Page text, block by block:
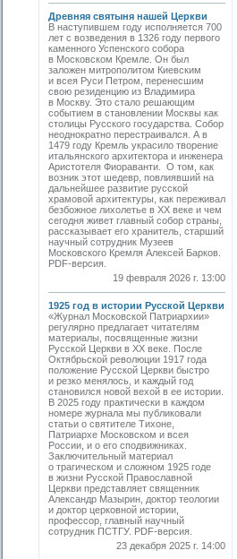
Древняя святыня нашей Церкви
В наступившем году исполняется 700
лет с возведения в 1326 году первого
каменного Успенского собора
в Московском Кремле. Он был
заложен митрополитом Киевским
и всея Руси Петром, перенесшим
свою резиденцию из Владимира
в Москву. Это стало решающим
событием в становлении Москвы как
столицы Русского государства. Собор
неоднократно перестраивался. А в
1479 году Кремль украсило творение
итальянского архитектора и инженера
Аристотеля Фиораванти. О том, как
возник этот шедевр, повлиявший на
дальнейшее развитие русской
храмовой архитектуры, как переживал
безбожное лихолетье в ХХ веке и чем
сегодня живет главный собор страны,
рассказывает его хранитель, старший
научный сотрудник Музеев
Московского Кремля Алексей Барков.
PDF-версия.
19 февраля 2026 г. 13:00
1925 год в истории Русской Церкви
«Журнал Московской Патриархии»
регулярно предлагает читателям
материалы, посвященные жизни
Русской Церкви в ХХ веке. После
Октябрьской революции 1917 года
положение Русской Церкви быстро
и резко менялось, и каждый год
становился новой вехой в ее истории.
В 2025 году практически в каждом
номере журнала мы публиковали
статьи о святителе Тихоне,
Патриархе Московском и всея
России, и о его сподвижниках.
Заключительный материал
о трагическом и сложном 1925 годе
в жизни Русской Православной
Церкви представляет священник
Александр Мазырин, доктор теологии
и доктор церковной истории,
профессор, главный научный
сотрудник ПСТГУ. PDF-версия.
23 декабря 2025 г. 14:00